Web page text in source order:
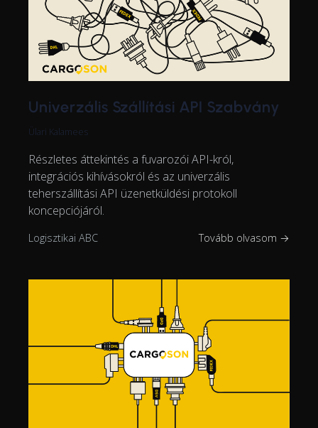
Univerzális Szállítási API Szabvány
Ülari Kalamees
Részletes áttekintés a fuvarozói API-król,
integrációs kihívásokról és az univerzális
teherszállítási API üzenetküldési protokoll
koncepciójáról.
Logisztikai ABC Tovább olvasom →